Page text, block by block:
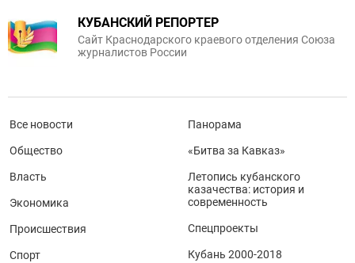
КУБАНСКИЙ РЕПОРТЕР
Сайт Краснодарского краевого отделения Союза
журналистов России
Все новости
Общество
Власть
Экономика
Происшествия
Спорт
Панорама
«Битва за Кавказ»
Летопись кубанского
казачества: история и
современность
Спецпроекты
Кубань 2000-2018